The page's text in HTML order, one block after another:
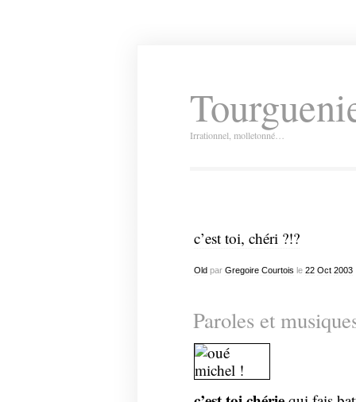
Irrationnel, molletonné…
c’est toi, chéri ?!?
Oldpar Gregoire Courtois le 22 Oct 2003
Paroles et